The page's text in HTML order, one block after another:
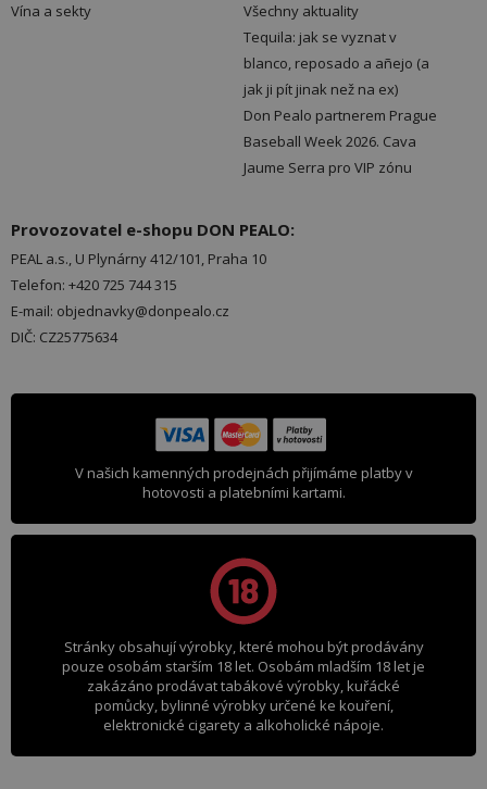
Vína a sekty
Všechny aktuality
Tequila: jak se vyznat v
blanco, reposado a añejo (a
jak ji pít jinak než na ex)
Don Pealo partnerem Prague
Baseball Week 2026. Cava
Jaume Serra pro VIP zónu
Provozovatel e-shopu DON PEALO:
PEAL a.s., U Plynárny 412/101, Praha 10
Telefon: +420 725 744 315
E-mail: objednavky@donpealo.cz
DIČ: CZ25775634
V našich kamenných prodejnách přijímáme platby v
hotovosti a platebními kartami.
Stránky obsahují výrobky, které mohou být prodávány
pouze osobám starším 18 let. Osobám mladším 18 let je
zakázáno prodávat tabákové výrobky, kuřácké
pomůcky, bylinné výrobky určené ke kouření,
elektronické cigarety a alkoholické nápoje.